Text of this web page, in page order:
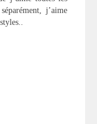
j’aime